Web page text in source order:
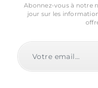
Abonnez-vous à notre
jour sur les